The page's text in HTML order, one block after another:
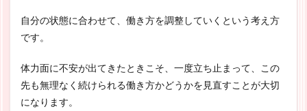
自分の状態に合わせて、働き方を調整していくという考え方
です。
体力面に不安が出てきたときこそ、一度立ち止まって、この
先も無理なく続けられる働き方かどうかを見直すことが大切
になります。